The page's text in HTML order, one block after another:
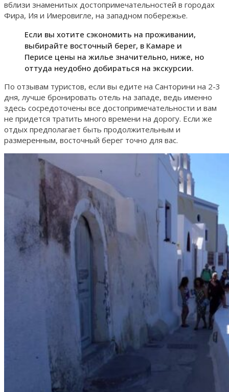
вблизи знаменитых достопримечательностей в городах
Фира, Ия и Имеровигле, на западном побережье.
Если вы хотите сэкономить на проживании,
выбирайте восточный берег, в Камаре и
Перисе цены на жилье значительно, ниже, но
оттуда неудобно добираться на экскурсии.
По отзывам туристов, если вы едите на Санторини на 2-3
дня, лучше бронировать отель на западе, ведь именно
здесь сосредоточены все достопримечательности и вам
не придется тратить много времени на дорогу. Если же
отдых предполагает быть продолжительным и
размеренным, восточный берег точно для вас.